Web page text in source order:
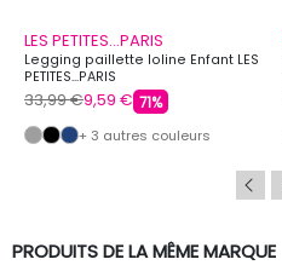
LES PETITES...PARIS
Legging paillette loline Enfant LES
PETITES...PARIS
33,99 €9,59 € 71%
+ 3 autres couleurs
PRODUITS DE LA MÊME MARQUE